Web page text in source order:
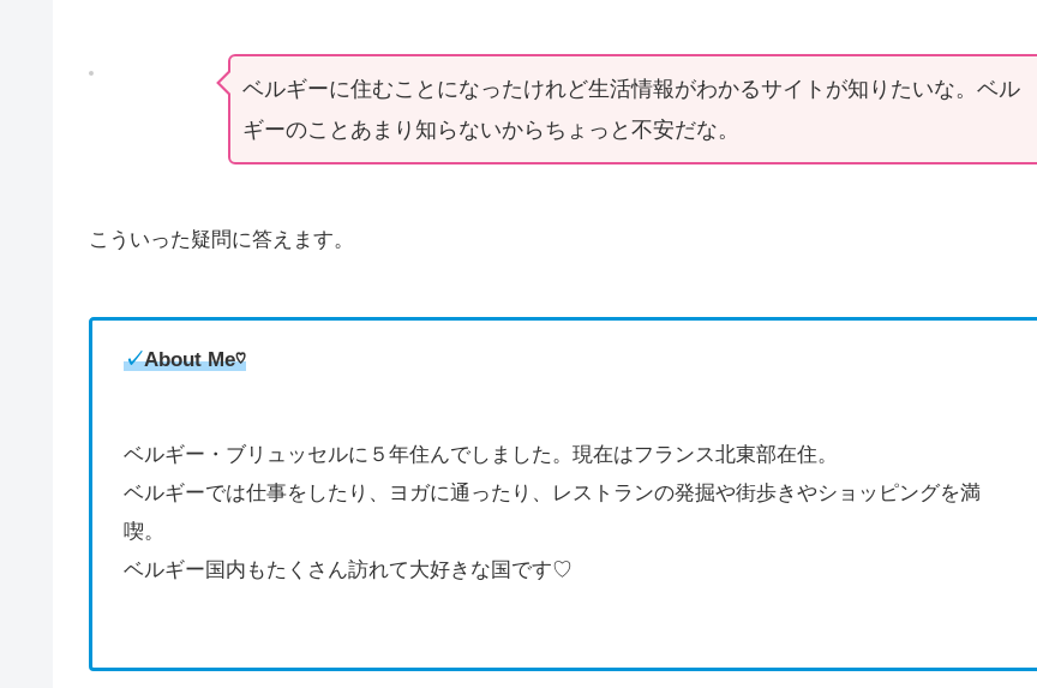
ベルギーに住むことになったけれど生活情報がわかるサイトが知りたいな。ベル
ギーのことあまり知らないからちょっと不安だな。
こういった疑問に答えます。
✓About Me♡
ベルギー・ブリュッセルに５年住んでしました。現在はフランス北東部在住。
ベルギーでは仕事をしたり、ヨガに通ったり、レストランの発掘や街歩きやショッピングを満
喫。
ベルギー国内もたくさん訪れて大好きな国です♡